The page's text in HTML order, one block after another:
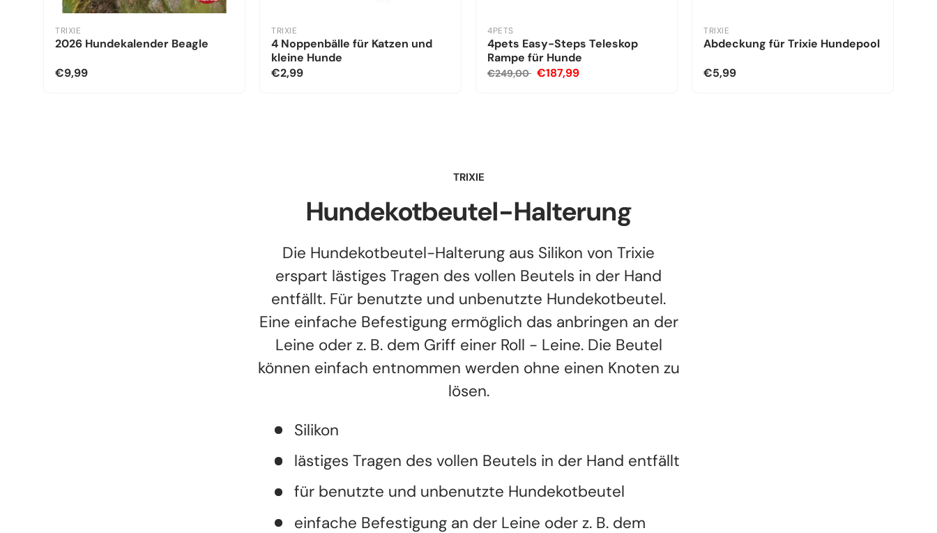
TRIXIE
2026 Hundekalender Beagle
€9,99
TRIXIE
4 Noppenbälle für Katzen und
kleine Hunde
€2,99
4PETS
4pets Easy-Steps Teleskop
Rampe für Hunde
€249,00 €187,99
TRIXIE
Abdeckung für Trixie Hundepool
€5,99
TRIXIE
Hundekotbeutel-Halterung
Die Hundekotbeutel-Halterung aus Silikon von Trixie
erspart lästiges Tragen des vollen Beutels in der Hand
entfällt. Für benutzte und unbenutzte Hundekotbeutel.
Eine einfache Befestigung ermöglich das anbringen an der
Leine oder z. B. dem Griff einer Roll - Leine. Die Beutel
können einfach entnommen werden ohne einen Knoten zu
lösen.
Silikon
lästiges Tragen des vollen Beutels in der Hand entfällt
für benutzte und unbenutzte Hundekotbeutel
einfache Befestigung an der Leine oder z. B. dem